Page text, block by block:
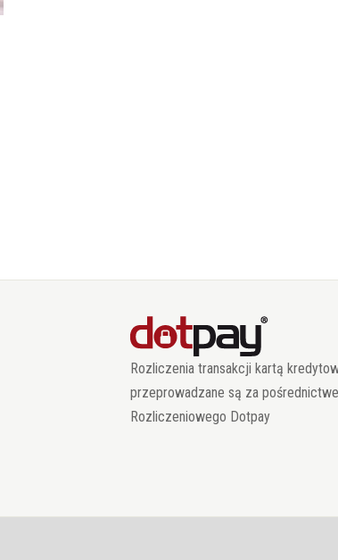
Rozliczenia transakcji kartą
przeprowadzane są za
Rozliczeniowego Dotpay